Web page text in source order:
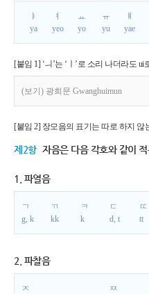
ㅑ
ya
ㅕ
yeo
ㅛ
yo
ㅠ
yu
ㅒ
yae
[붙임 1] ‘ㅢ’는 ‘ㅣ’로 소리 나더라도 ui
(보기) 광희문 Gwanghuimun
[붙임 2] 장모음의 표기는 따로 하지 않
제2항 자음은 다음 각호와 같이 적
1. 파열음
ㄱ
g, k
ㄲ
kk
ㅋ
k
ㄷ
d, t
ㄸ
tt
2. 파찰음
ㅈ
ㅉ